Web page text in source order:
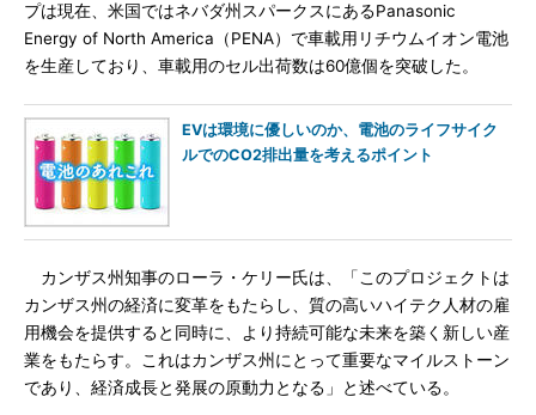
プは現在、米国ではネバダ州スパークスにあるPanasonic
Energy of North America（PENA）で車載用リチウムイオン電池
を生産しており、車載用のセル出荷数は60億個を突破した。
EVは環境に優しいのか、電池のライフサイク
ルでのCO2排出量を考えるポイント
カンザス州知事のローラ・ケリー氏は、「このプロジェクトは
カンザス州の経済に変革をもたらし、質の高いハイテク人材の雇
用機会を提供すると同時に、より持続可能な未来を築く新しい産
業をもたらす。これはカンザス州にとって重要なマイルストーン
であり、経済成長と発展の原動力となる」と述べている。